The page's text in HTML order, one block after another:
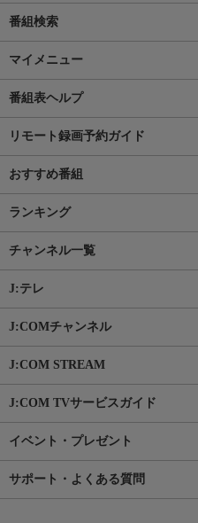
番組検索
マイメニュー
番組表ヘルプ
リモート録画予約ガイド
おすすめ番組
ランキング
チャンネル一覧
J:テレ
J:COMチャンネル
J:COM STREAM
J:COM TVサービスガイド
イベント・プレゼント
サポート・よくある質問